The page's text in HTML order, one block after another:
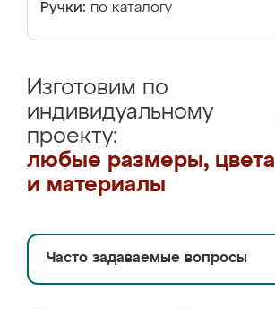
Ручки: по каталогу
Изготовим по
индивидуальному
проекту:
любые размеры, цвета
и материалы
Часто задаваемые вопросы